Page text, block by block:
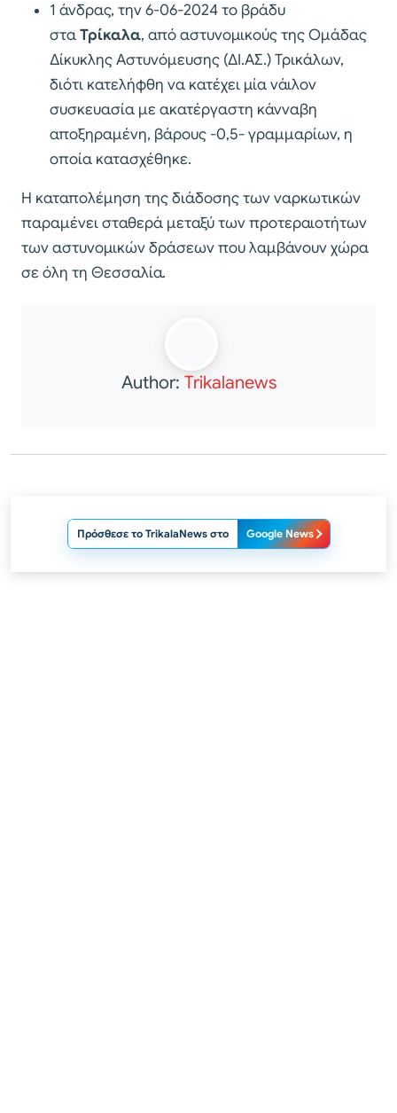
1 άνδρας, την 6-06-2024 το βράδυ
σταΤρίκαλα, από αστυνομικούς της Ομάδας
Δίκυκλης Αστυνόμευσης (ΔΙ.ΑΣ.) Τρικάλων,
διότι κατελήφθη να κατέχει μία νάιλον
συσκευασία με ακατέργαστη κάνναβη
αποξηραμένη, βάρους -0,5- γραμμαρίων, η
οποία κατασχέθηκε.
Η καταπολέμηση της διάδοσης των ναρκωτικών
παραμένει σταθερά μεταξύ των προτεραιοτήτων
των αστυνομικών δράσεων που λαμβάνουν χώρα
σε όλη τη Θεσσαλία.
Author: Trikalanews
Πρόσθεσε το TrikalaNews στο Google News